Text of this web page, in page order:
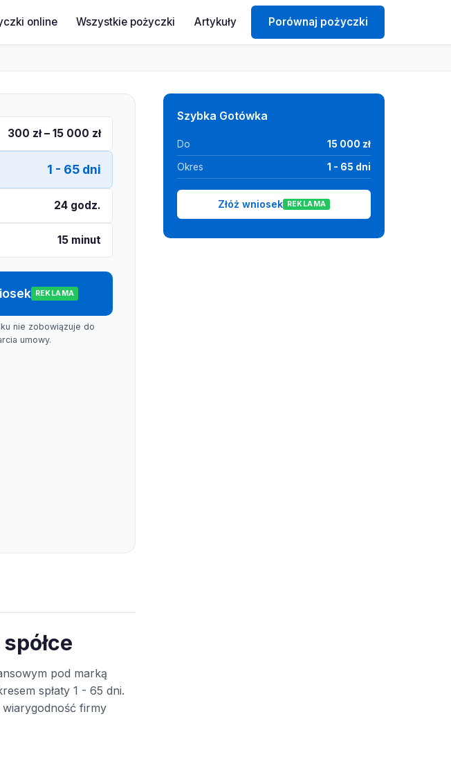
online Wszystkie pożyczki Artykuły Porównaj pożyczki
300 zł – 15 000 zł
1 - 65 dni
24 godz.
15 minut
REKLAMA
nie zobowiązuje do
umowy.
pod marką
spłaty 1 - 65 dni.
firmy
Szybka Gotówka
Do 15 000 zł
Okres 1 - 65 dni
Złóż wniosek REKLAMA